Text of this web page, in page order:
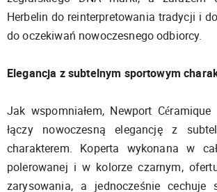
Herbelin do reinterpretowania tradycji i
do oczekiwań nowoczesnego odbiorcy.
Elegancja z subtelnym sportowym
Jak wspomniałem, Newport
łączy nowoczesną elegancję z
charakterem. Koperta wykonana w
polerowanej i w kolorze czarnym,
zarysowania, a jednocześnie cechuje